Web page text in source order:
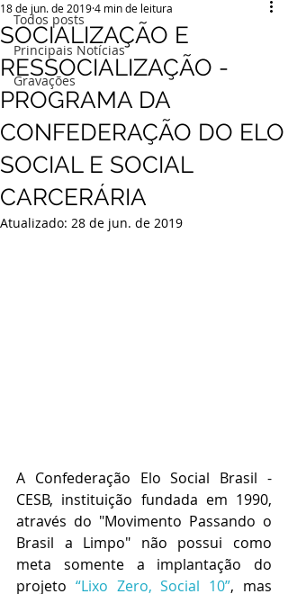
Todos posts
Principais Notícias
Gravações
SOCIALIZAÇÃO E
RESSOCIALIZAÇÃO -
PROGRAMA DA
CONFEDERAÇÃO DO ELO
SOCIAL E SOCIAL
CARCERÁRIA
18 de jun. de 20194 min de leitura
Atualizado: 28 de jun. de 2019
A Confederação Elo Social Brasil -
CESB, instituição fundada em 1990,
através do "Movimento Passando o
Brasil a Limpo" não possui como
meta somente a implantação do
projeto “Lixo Zero, Social 10”, mas